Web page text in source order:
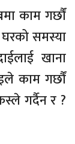
काम गर्छौं
समस्या
खाना
काम गर्छौं
गर्दैन र ?